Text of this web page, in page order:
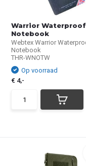
Warrior Waterproof
Notebook
Webtex Warrior
Notebook
THR-WNOTW
Op voorraad
€ 4,-